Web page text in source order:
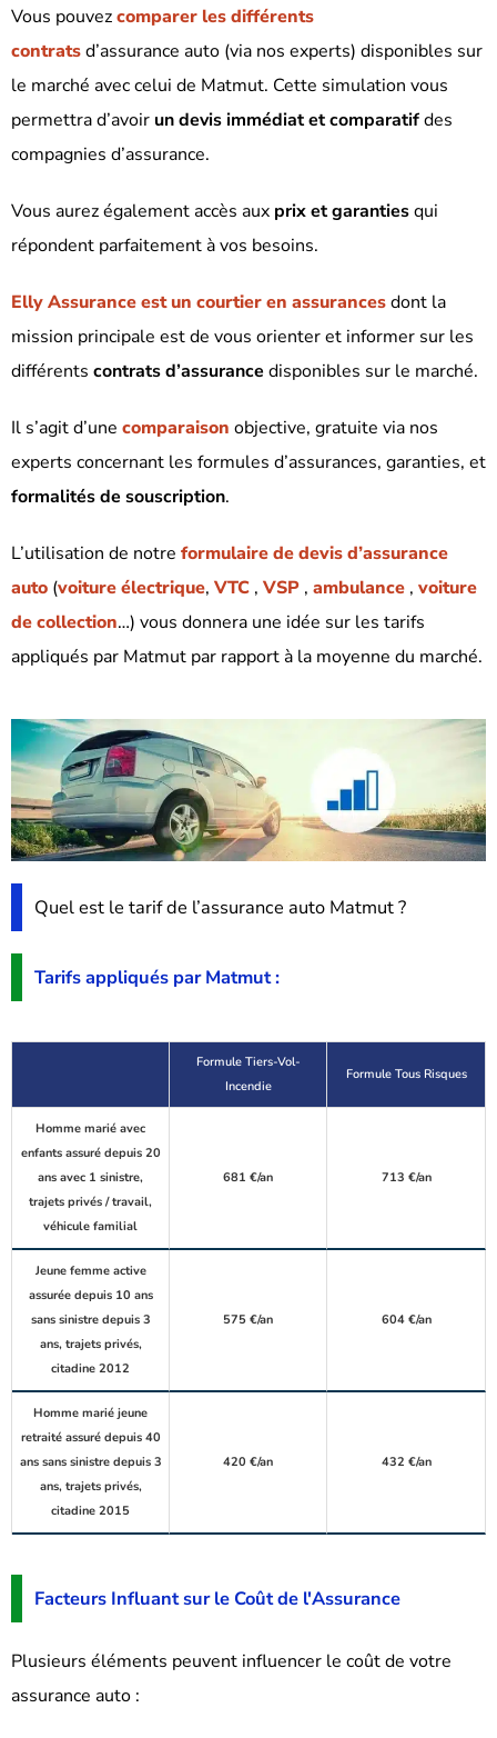
Vous pouvezcomparer les différents
contratsd’assurance auto (via nos experts) disponibles sur
le marché avec celui de Matmut. Cette simulation vous
permettra d’avoir un devis immédiat et comparatifdes
compagnies d’assurance.
Vous aurez également accès aux prix et garantiesqui
répondent parfaitement à vos besoins.
Elly Assuranceest un courtier en assurancesdont la
mission principale est de vous orienter et informer sur les
différents contrats d’assurance disponibles sur le marché.
Il s’agit d’une comparaison objective, gratuite via nos
experts concernant les formules d’assurances, garanties, et
formalités de souscription.
L’utilisation de notre formulaire de devis d’assurance
auto (voiture électrique, VTC , VSP , ambulance , voiture
de collection…) vous donnera une idée sur les tarifs
appliqués par Matmut par rapport à la moyenne du marché.
Quel est le tarif de l’assurance auto Matmut ?
Tarifs appliqués par Matmut :
Formule Tiers-Vol-
Incendie
Formule Tous Risques
Homme marié avec
enfants assuré depuis 20
ans avec 1 sinistre,
trajets privés / travail,
véhicule familial
681 €/an 713 €/an
Jeune femme active
assurée depuis 10 ans
sans sinistre depuis 3
ans, trajets privés,
citadine 2012
575 €/an 604 €/an
Homme marié jeune
retraité assuré depuis 40
ans sans sinistre depuis 3
ans, trajets privés,
citadine 2015
420 €/an 432 €/an
Facteurs Influant sur le Coût de l'Assurance
Plusieurs éléments peuvent influencer le coût de votre
assurance auto :